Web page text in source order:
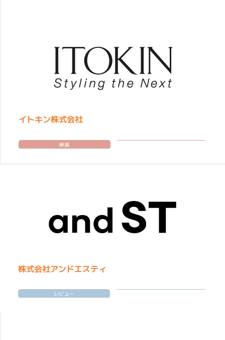
イトキン株式会社
検索
株式会社アンドエスティ
レビュー